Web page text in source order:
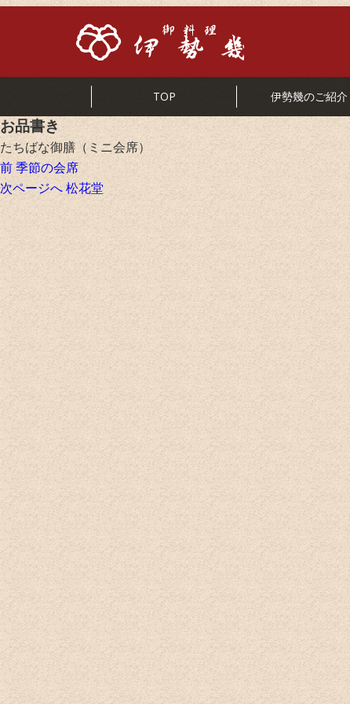
TOP 伊勢幾のご紹介
お品書き
たちばな御膳（ミニ会席）
投
稿
ナ
ビ
ゲ
ー
シ
ョ
ン
前前
の
投
季節の会席
次ページへ次
の
稿:
松花堂